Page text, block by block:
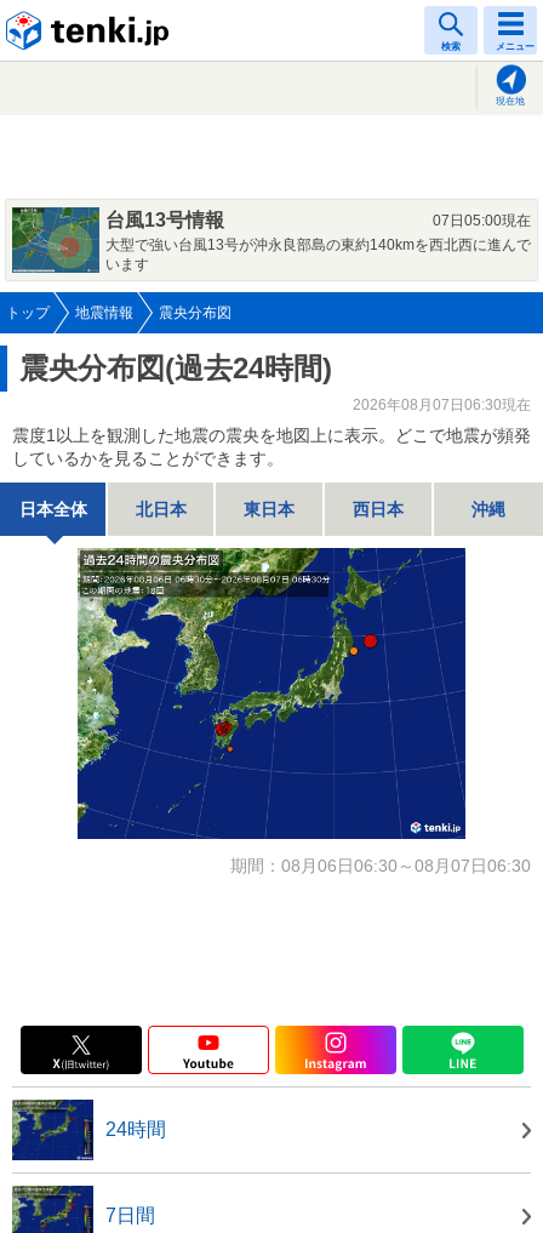
検索 メニュー
現在地
台風13号情報
07日05:00現在
大型で強い台風13号が沖永良部島の東約140kmを西北西に進んで
います
トップ 地震情報 震央分布図
震央分布図(過去24時間)
2026年08月07日06:30現在
震度1以上を観測した地震の震央を地図上に表示。どこで地震が頻発
しているかを見ることができます。
日本全体 北日本 東日本 西日本 沖縄
期間：08月06日06:30～08月07日06:30
24時間
7日間